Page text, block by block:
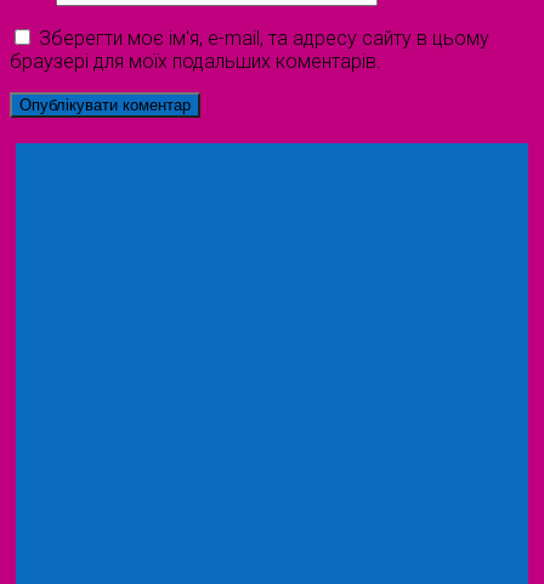
Зберегти моє ім'я, e-mail, та адресу сайту в цьому
браузері для моїх подальших коментарів.